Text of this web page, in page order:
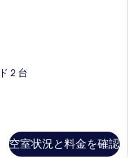
2 台
空室状況と料金を確認